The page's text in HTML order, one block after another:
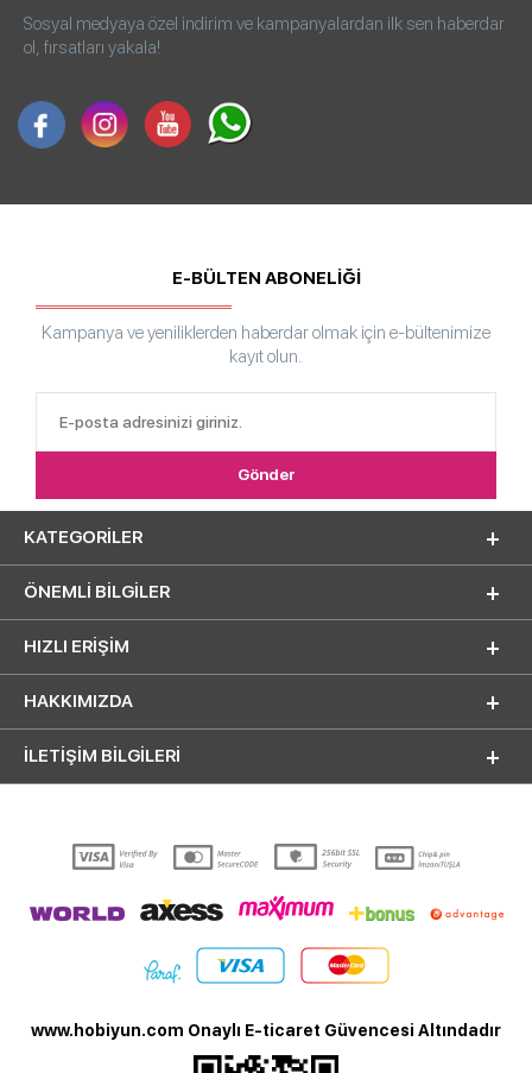
Sosyal medyaya özel indirim ve kampanyalardan ilk sen haberdar
ol, fırsatları yakala!
E-BÜLTEN ABONELİĞİ
Kampanya ve yeniliklerden haberdar olmak için e-bültenimize
kayıt olun.
KATEGORILER
ÖNEMLI BILGILER
HIZLI ERIŞIM
HAKKIMIZDA
İLETİŞİM BİLGİLERİ
www.hobiyun.com Onaylı E-ticaret Güvencesi Altındadır